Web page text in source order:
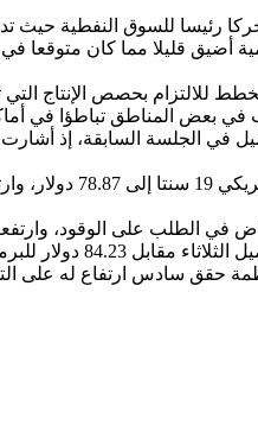
رئيسا للسوق النفطية حيث
أضيق قليلا مما كان
في بعض المناطق تباطؤا في
الجلسة السابقة، إذ أشارت
ارتفعت مخزونات نواتج التقطير بنحو
تضم متوسطات أسعار 13 خاما من إنتاج الدول الأعضاء